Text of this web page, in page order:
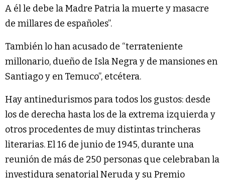
A él le debe la Madre Patria la muerte y masacre
de millares de españoles”.
También lo han acusado de “terrateniente
millonario, dueño de Isla Negra y de mansiones en
Santiago y en Temuco”, etcétera.
Hay antinedurismos para todos los gustos: desde
los de derecha hasta los de la extrema izquierda y
otros procedentes de muy distintas trincheras
literarias. El 16 de junio de 1945, durante una
reunión de más de 250 personas que celebraban la
investidura senatorial Neruda y su Premio